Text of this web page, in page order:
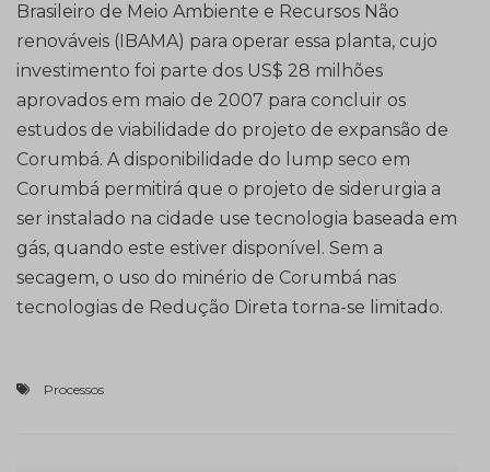
Brasileiro de Meio Ambiente e Recursos Não
renováveis (IBAMA) para operar essa planta, cujo
investimento foi parte dos US$ 28 milhões
aprovados em maio de 2007 para concluir os
estudos de viabilidade do projeto de expansão de
Corumbá. A disponibilidade do lump seco em
Corumbá permitirá que o projeto de siderurgia a
ser instalado na cidade use tecnologia baseada em
gás, quando este estiver disponível. Sem a
secagem, o uso do minério de Corumbá nas
tecnologias de Redução Direta torna-se limitado.
Processos